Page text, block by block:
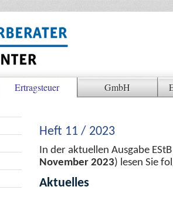
Ertragsteuer GmbH
Heft 11 / 2023
In der aktuellen Ausgabe
November 2023) lesen Sie
Aktuelles